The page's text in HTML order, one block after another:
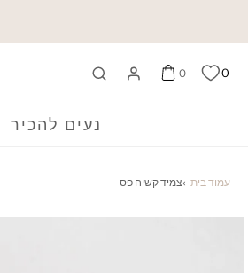
0 0
נעים להכיר
עמוד בית ›צמיד קשיח פס